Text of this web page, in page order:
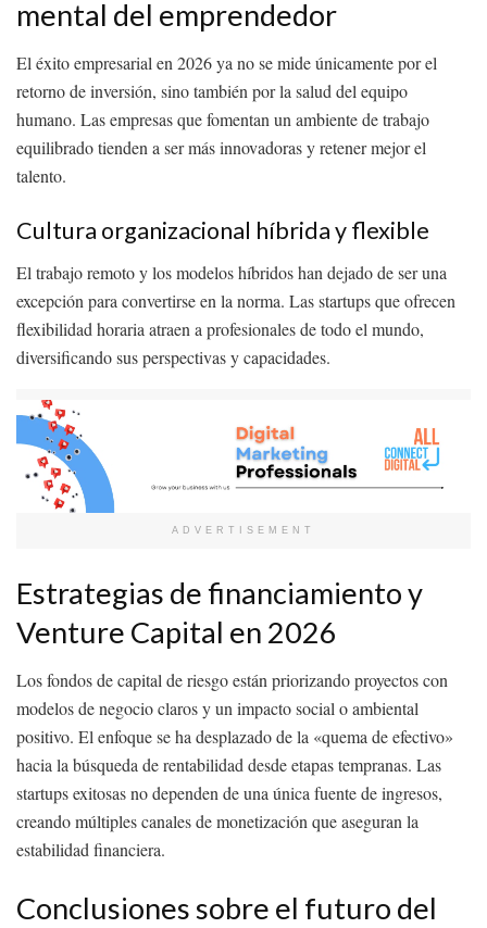
mental del emprendedor
El éxito empresarial en 2026 ya no se mide únicamente por el
retorno de inversión, sino también por la salud del equipo
humano. Las empresas que fomentan un ambiente de trabajo
equilibrado tienden a ser más innovadoras y retener mejor el
talento.
Cultura organizacional híbrida y flexible
El trabajo remoto y los modelos híbridos han dejado de ser una
excepción para convertirse en la norma. Las startups que ofrecen
flexibilidad horaria atraen a profesionales de todo el mundo,
diversificando sus perspectivas y capacidades.
ADVERTISEMENT
Estrategias de financiamiento y
Venture Capital en 2026
Los fondos de capital de riesgo están priorizando proyectos con
modelos de negocio claros y un impacto social o ambiental
positivo. El enfoque se ha desplazado de la «quema de efectivo»
hacia la búsqueda de rentabilidad desde etapas tempranas. Las
startups exitosas no dependen de una única fuente de ingresos,
creando múltiples canales de monetización que aseguran la
estabilidad financiera.
Conclusiones sobre el futuro del